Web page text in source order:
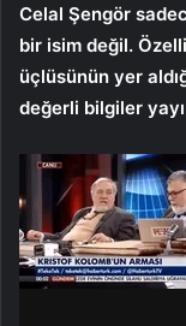
Celal Şengör
bir isim değil.
üçlüsünün yer
değerli bilgiler